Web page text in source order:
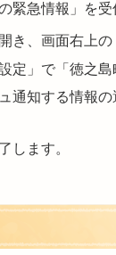
緊急情報」を
き、画面右上
設定」で「徳之
ュ通知する情報
します。